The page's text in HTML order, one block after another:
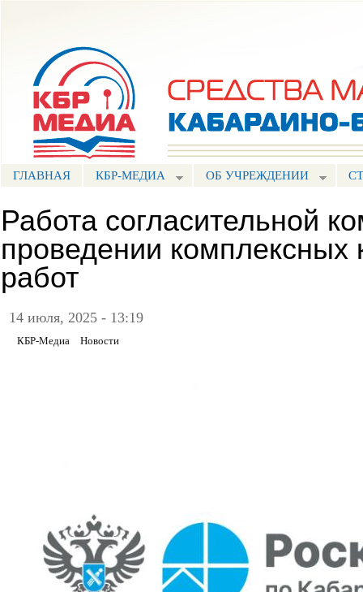
ГЛАВНАЯ КБР-МЕДИА ОБ УЧРЕЖДЕНИИ
Работа согласительной
проведении комплексных
работ
14 июля, 2025 - 13:19
КБР-Медиа Новости